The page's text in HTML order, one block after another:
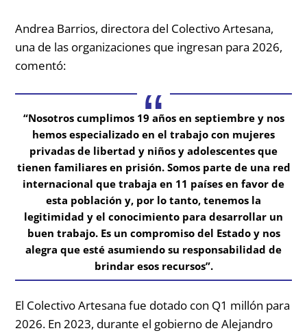
Andrea Barrios, directora del Colectivo Artesana,
una de las organizaciones que ingresan para 2026,
comentó:
“Nosotros cumplimos 19 años en septiembre y nos
hemos especializado en el trabajo con mujeres
privadas de libertad y niños y adolescentes que
tienen familiares en prisión. Somos parte de una red
internacional que trabaja en 11 países en favor de
esta población y, por lo tanto, tenemos la
legitimidad y el conocimiento para desarrollar un
buen trabajo. Es un compromiso del Estado y nos
alegra que esté asumiendo su responsabilidad de
brindar esos recursos”.
El Colectivo Artesana fue dotado con Q1 millón para
2026. En 2023, durante el gobierno de Alejandro